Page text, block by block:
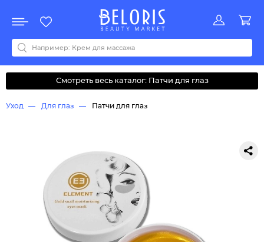
Акции
Все бренды
0-9ABCDEFGHIJKLMNOPQRSTUVWYZАБВДЗИМОКЛНПРСТУФ
Смотреть весь каталог: Патчи для глаз
Уход Для глаз Патчи для глаз